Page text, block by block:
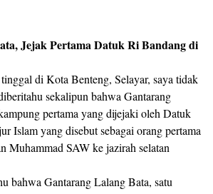
Jejak Pertama Datuk Ri Bandang di
di Kota Benteng, Selayar, saya tidak
sekalipun bahwa Gantarang
pertama yang dijejaki oleh Datuk
Islam yang disebut sebagai orang pertama
Muhammad SAW ke jazirah selatan
bahwa Gantarang Lalang Bata, satu